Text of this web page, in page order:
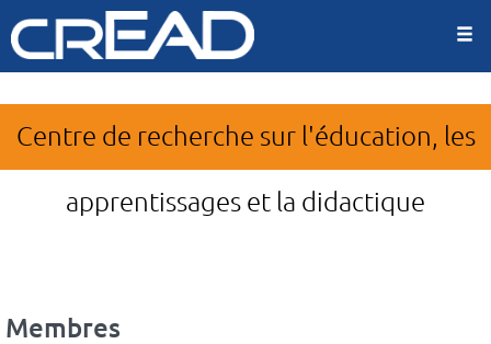
Panneau de gestion des cookies
au
contenu
Centre de recherche sur l'éducation, les
apprentissages et la didactique
Membres